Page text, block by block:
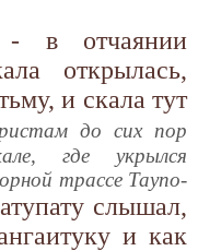
- в отчаянии
открылась,
и скала тут
до сих пор
где укрылся
трассе Таупо-
слышал,
и как